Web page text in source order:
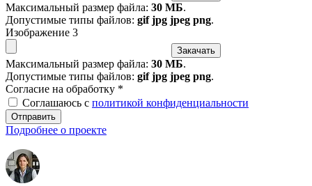
Максимальный размер файла: 30 МБ.
Допустимые типы файлов: gif jpg jpeg png.
Изображение 3
Закачать
Максимальный размер файла: 30 МБ.
Допустимые типы файлов: gif jpg jpeg png.
Согласие на обработку *
Соглашаюсь с политикой конфиденциальности
Отправить
Подробнее о проекте